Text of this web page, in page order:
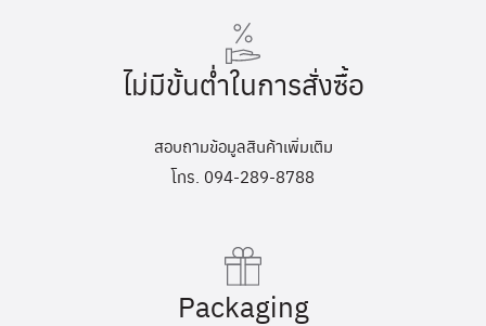
ไม่มีขั้นต่ำในการสั่งซื้อ
สอบถามข้อมูลสินค้าเพิ่มเติม
โทร. 094-289-8788
Packaging